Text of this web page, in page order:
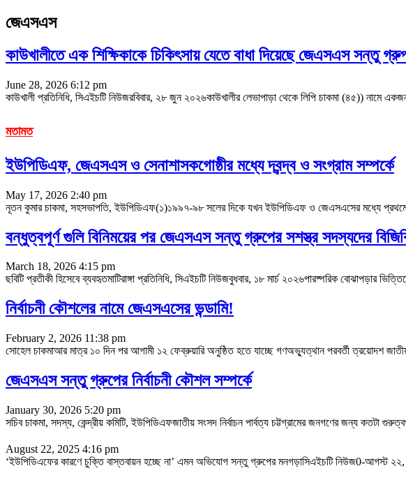
জেএসএস
কাউখালীতে এক শিক্ষিকাকে চিকিৎসায় যেতে বাধা দিয়েছে জেএসএস সন্তু
June 28, 2026 6:12 pm
কাউখালী প্রতিনিধি, সিএইচটি নিউজরবিবার, ২৮ জুন ২০২৬কাউখালীর লেভাপাড়া থেকে লিপি চাকমা (৪৫)) নামে
মতামত
ইউপিডিএফ, জেএসএস ও সেনাশাসকগোষ্ঠীর মধ্যে দ্বন্দ্ব ও সংগ্রাম সম্পর্কে
May 17, 2026 2:40 pm
নূতন কুমার চাকমা, সহসভাপতি, ইউপিডিএফ(১)১৯৯৭-৯৮ সলের দিকে যখন ইউপিডিএফ ও জেএসএসের মধ্যে
বন্ধুত্বপূর্ণ গুলি বিনিময়ের পর জেএসএস সন্তু গ্রুপের সশস্ত্র সদস্যদের
March 18, 2026 4:15 pm
ছবিটি প্রতীকী হিসেবে ব্যবহৃতমাটিরাঙ্গা প্রতিনিধি, সিএইচটি নিউজবুধবার, ১৮ মার্চ ২০২৬পারষ্পরিক বোঝাপড়ার
নির্বাচনী কৌশলের নামে জেএসএসের ভন্ডামি!
February 2, 2026 11:38 pm
সোহেল চাকমাআর মাত্র ১০ দিন পর আগামী ১২ ফেব্রুয়ারি অনুষ্ঠিত হতে যাচ্ছে গণঅভ্যুত্থান পরবর্তী ত্রয়োদশ
জেএসএস সন্তু গ্রুপের নির্বাচনী কৌশল সম্পর্কে
January 30, 2026 5:20 pm
সচিব চাকমা, সদস্য, কেন্দ্রীয় কমিটি, ইউপিডিএফজাতীয় সংসদ নির্বাচন পার্বত্য চট্টগ্রামের জনগণের জন্য কতটা
August 22, 2025 4:16 pm
‘ইউপিডিএফের কারণে চুক্তি বাস্তবায়ন হচ্ছে না’ এমন অভিযোগ সন্তু গ্রুপের মনগড়াসিএইচটি নিউজ0-আগস্ট